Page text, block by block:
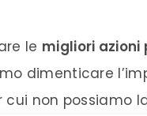
le migliori azioni
dimenticare
non possiamo